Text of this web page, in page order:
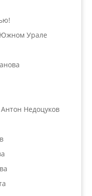
Урале
Недоцуков